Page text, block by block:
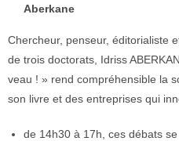
Aberkane
Chercheur, penseur, éditorialiste
de trois doctorats, Idriss
veau ! » rend compréhensible la
son livre et des entreprises qui
de 14h30 à 17h, ces débats